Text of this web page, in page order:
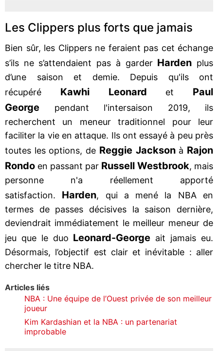
Les Clippers plus forts que jamais
Bien sûr, les Clippers ne feraient pas cet échange
s’ils ne s’attendaient pas à garder Harden plus
d’une saison et demie. Depuis qu'ils ont
récupéré Kawhi Leonard et Paul
George
pendant l'intersaison 2019, ils
recherchent un meneur traditionnel pour leur
faciliter la vie en attaque. Ils ont essayé à peu près
toutes les options, de Reggie Jackson à Rajon
Rondo en passant par Russell Westbrook, mais
personne n'a réellement apporté
satisfaction. Harden, qui a mené la NBA en
termes de passes décisives la saison dernière,
deviendrait immédiatement le meilleur meneur de
jeu que le duo Leonard-George ait jamais eu.
Désormais, l’objectif est clair et inévitable : aller
chercher le titre NBA.
Articles liés
NBA : Une équipe de l’Ouest privée de son meilleur
joueur
Kim Kardashian et la NBA : un partenariat
improbable